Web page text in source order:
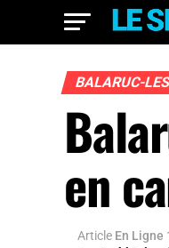
BALARUC-
en
Article En Ligne